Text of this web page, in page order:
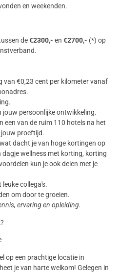
en weekenden.
de€2300,- en €2700,- (*) op
van €0,23 cent per kilometer vanaf
jouw persoonlijke ontwikkeling.
een van de ruim 110 hotels na het
proeftijd.
dacht je van hoge kortingen op
dagje wellness met korting, korting
kun je ook delen met je
leuke collega's.
om door te groeien.
ervaring en opleiding.
op een prachtige locatie in
je van harte welkom! Gelegen in